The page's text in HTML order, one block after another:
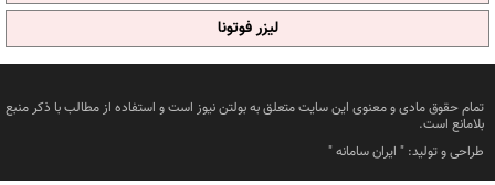
لیزر فوتونا
تمام حقوق مادی و معنوی این سایت متعلق به بولتن نیوز است و استفاده از مطالب با ذکر منبع
بلامانع است.
طراحی و تولید: " ایران سامانه"